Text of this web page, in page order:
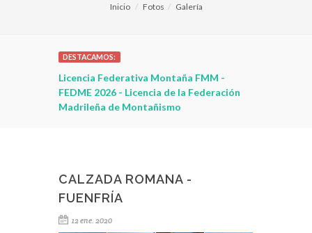
Inicio Fotos Galería
DESTACAMOS:
Licencia Federativa Montaña FMM -
FEDME 2026 - Licencia de la Federación
Madrileña de Montañismo
CALZADA ROMANA -
FUENFRÍA
12 ene. 2020